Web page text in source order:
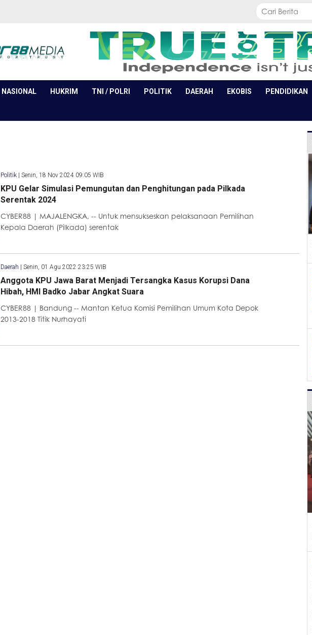
NASIONAL HUKRIM TNI / POLRI POLITIK DAERAH EKOBIS PENDIDIKAN
Politik Senin, 18 Nov 2024 09:05 WIB
KPU Gelar Simulasi Pemungutan dan Penghitungan pada Pilkada
Serentak 2024
CYBER88 | MAJALENGKA, -- Untuk mensukseskan pelaksanaan Pemilihan
Kepala Daerah (Pilkada) serentak
Daerah Senin, 01 Agu 2022 23:25 WIB
Anggota KPU Jawa Barat Menjadi Tersangka Kasus Korupsi Dana
Hibah, HMI Badko Jabar Angkat Suara
CYBER88 | Bandung -- Mantan Ketua Komisi Pemilihan Umum Kota Depok
2013-2018 Titik Nurhayati